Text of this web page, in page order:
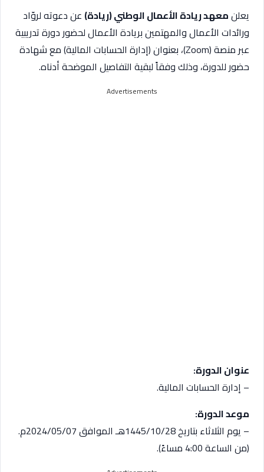
يعلنمعهد ريادة الأعمال الوطني (ريادة) عن دعوته لروّاد
ورائدات الأعمال والمهتمين بريادة الأعمال لحضور دورة تدريبية
عبر منصة (Zoom)، بعنوان (إدارة الحسابات المالية) مع شهادة
حضور للدورة، وذلك وفقاً لبقية التفاصيل الموضحة أدناه.
Advertisements
عنوان الدورة:
– إدارة الحسابات المالية.
موعد الدورة:
– يوم الثلاثاء بتاريخ 1445/10/28هـ الموافق 2024/05/07م.
(من الساعة 4:00 مساءً).